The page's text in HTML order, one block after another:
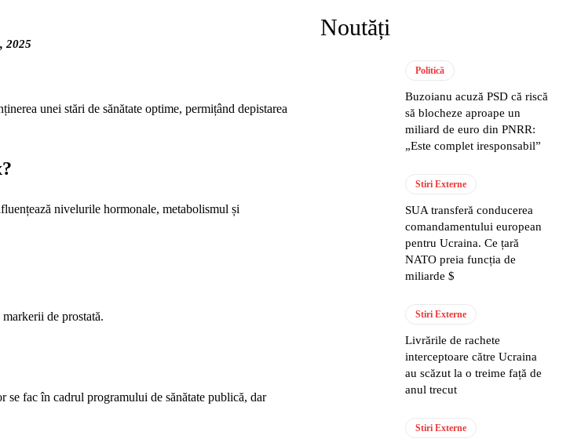
2025
unei stări de sănătate optime, permițând depistarea
nivelurile hormonale, metabolismul și
de prostată.
fac în cadrul programului de sănătate publică, dar
Noutăți
Politică
Buzoianu acuză PSD că riscă
să blocheze aproape un
miliard de euro din PNRR:
„Este complet iresponsabil”
Stiri Externe
SUA transferă conducerea
comandamentului european
pentru Ucraina. Ce țară
NATO preia funcția de
miliarde $
Stiri Externe
Livrările de rachete
interceptoare către Ucraina
au scăzut la o treime față de
anul trecut
Stiri Externe